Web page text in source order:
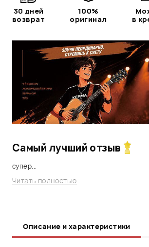
30 дней
возврат
100%
оригинал
в
Самый лучший отзыв
супер...
Читать полностью
Описание и характеристики